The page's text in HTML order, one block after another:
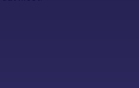
minket, nagyon
pedig megőrizzük,